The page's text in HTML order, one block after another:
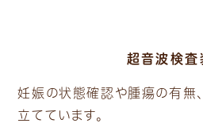
超音波検査
妊娠の状態確認や腫瘍の有無
立てています。